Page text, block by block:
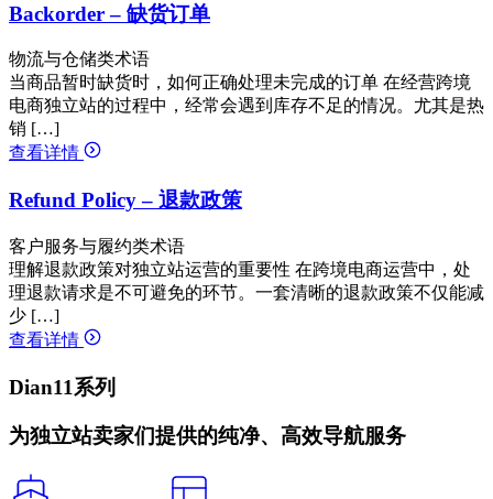
Backorder – 缺货订单
物流与仓储类术语
当商品暂时缺货时，如何正确处理未完成的订单 在经营跨境
电商独立站的过程中，经常会遇到库存不足的情况。尤其是热
销 […]
查看详情
Refund Policy – 退款政策
客户服务与履约类术语
理解退款政策对独立站运营的重要性 在跨境电商运营中，处
理退款请求是不可避免的环节。一套清晰的退款政策不仅能减
少 […]
查看详情
Dian11系列
为独立站卖家们提供的纯净、高效导航服务